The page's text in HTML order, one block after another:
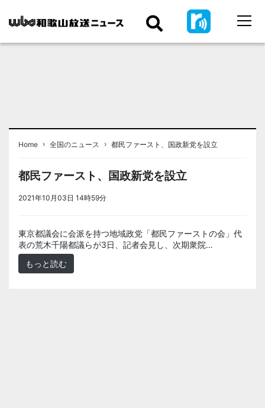
Home › 全国のニュース › 都民ファースト、国政新党を設立
都民ファースト、国政新党を設立
2021年10月03日 14時59分
東京都議会に会派を持つ地域政党「都民ファーストの会」代
表の荒木千陽都議らが3日、記者会見し、次期衆院…
もっと読む